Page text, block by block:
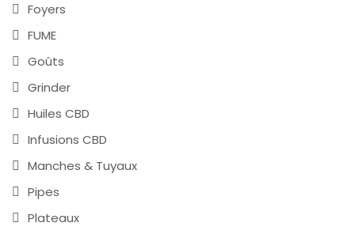
Foyers
FUME
Goûts
Grinder
Huiles CBD
Infusions CBD
Manches & Tuyaux
Pipes
Plateaux